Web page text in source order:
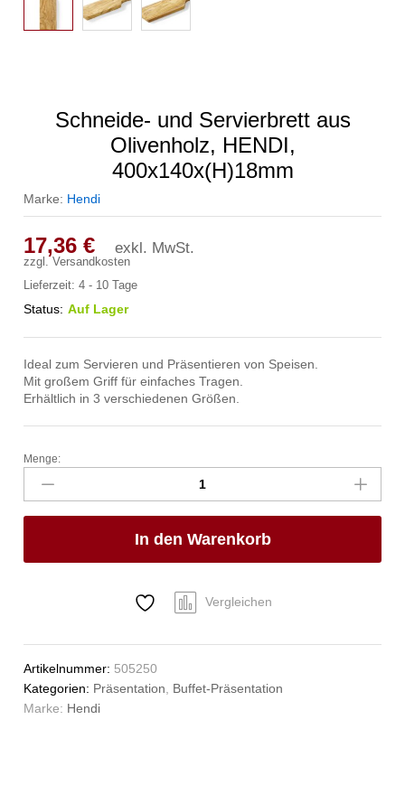
Schneide- und Servierbrett aus
Olivenholz, HENDI,
400x140x(H)18mm
Marke: Hendi
17,36€ exkl. MwSt.
zzgl.Versandkosten
Lieferzeit:4 - 10 Tage
Status: Auf Lager
Ideal zum Servieren und Präsentieren von Speisen.
Mit großem Griff für einfaches Tragen.
Erhältlich in 3 verschiedenen Größen.
Schneide-
und
Servierbrett
aus
HENDI,
Menge:
In den Warenkorb
Vergleichen
Artikelnummer: 505250
Kategorien: Präsentation
Buffet-Präsentation
Marke: Hendi